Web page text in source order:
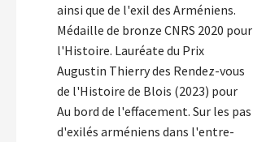
ainsi que de l'exil des Arméniens.
Médaille de bronze CNRS 2020 pour
l'Histoire. Lauréate du Prix
Augustin Thierry des Rendez-vous
de l'Histoire de Blois (2023) pour
Au bord de l'effacement. Sur les pas
d'exilés arméniens dans l'entre-